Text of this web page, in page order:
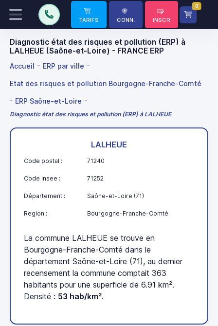
TARIFS CONN. INSCR
0
Diagnostic état des risques et pollution (ERP) à
LALHEUE (Saône-et-Loire) - FRANCE ERP
Accueil ERP par ville
Etat des risques et pollution Bourgogne-Franche-Comté
ERP Saône-et-Loire
Diagnostic état des risques et pollution (ERP) à LALHEUE
LALHEUE
Code postal : 71240
Code insee : 71252
Département : Saône-et-Loire (71)
Region : Bourgogne-Franche-Comté
La commune LALHEUE se trouve en
Bourgogne-Franche-Comté dans le
département Saône-et-Loire (71), au dernier
recensement la commune comptait 363
habitants pour une superficie de 6.91 km².
Densité : 53 hab/km².